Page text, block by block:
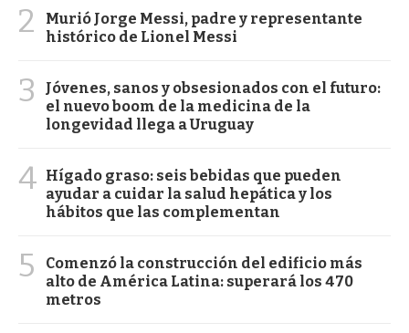
2
Murió Jorge Messi, padre y representante
histórico de Lionel Messi
3
Jóvenes, sanos y obsesionados con el futuro:
el nuevo boom de la medicina de la
longevidad llega a Uruguay
4 Hígado graso: seis bebidas que pueden
ayudar a cuidar la salud hepática y los
hábitos que las complementan
5
Comenzó la construcción del edificio más
alto de América Latina: superará los 470
metros